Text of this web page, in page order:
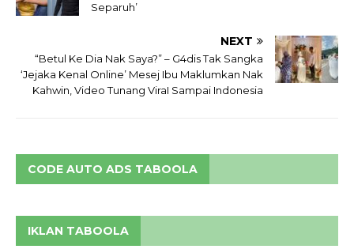
Separuh’
NEXT
“Betul Ke Dia Nak Saya?” – G4dis Tak Sangka
‘Jejaka Kenal Online’ Mesej Ibu Maklumkan Nak
Kahwin, Video Tunang ViraI Sampai Indonesia
CODE AUTO ADS TABOOLA
IKLAN TABOOLA